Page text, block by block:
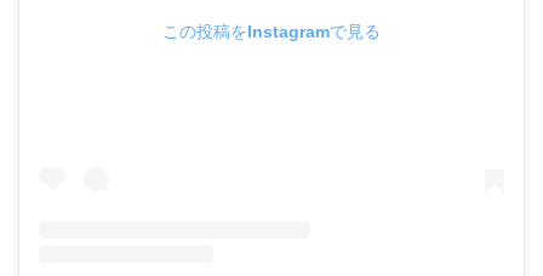
この投稿をInstagramで見る